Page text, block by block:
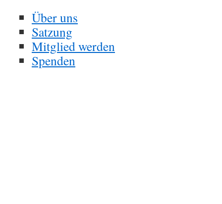
Über uns
Satzung
Mitglied werden
Spenden